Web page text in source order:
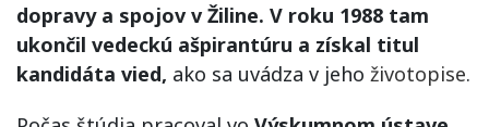
dopravy a spojov v Žiline. V roku 1988 tam
ukončil vedeckú ašpirantúru a získal titul
kandidáta vied, ako sa uvádza v jeho životopise.